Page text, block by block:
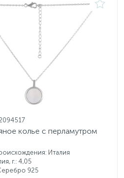
колье с перламутром
Италия
г.: 4,05
925